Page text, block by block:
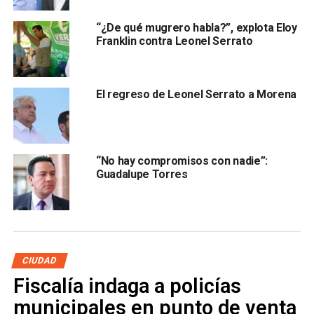
funcionario público ni aspiraba a algún cargo público,
nada los justifica, y hoy que va puntero en las
preferencias electorales lo comprometen con toda
seriedad en su camino a la alcaldía de la ciudad.
Destacó que el Leonel Serrato de hace años no es el
mismo de hoy y que más que nunca está preparado para
gobernar una ciudad plural, incluyente, que no tolere la
violencia contra las mujeres, “respetuosa y conducir a la
“¿De qué mugrero habla?”, explota Eloy
Franklin contra Leonel Serrato
El regreso de Leonel Serrato a Morena
“No hay compromisos con nadie”:
Guadalupe Torres
CIUDAD
Fiscalía indaga a policías
municipales en punto de venta